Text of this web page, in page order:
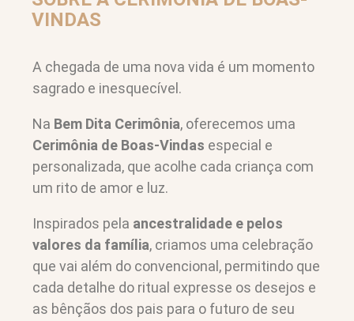
VINDAS
A chegada de uma nova vida é um momento
sagrado e inesquecível.
Na Bem Dita Cerimônia, oferecemos uma
Cerimônia de Boas-Vindas especial e
personalizada, que acolhe cada criança com
um rito de amor e luz.
Inspirados pela ancestralidade e pelos
valores da família, criamos uma celebração
que vai além do convencional, permitindo que
cada detalhe do ritual expresse os desejos e
as bênçãos dos pais para o futuro de seu